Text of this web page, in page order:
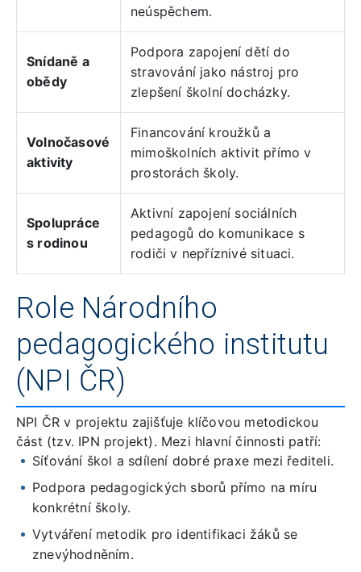
neúspěchem.
Snídaně a
obědy
Podpora zapojení dětí do
stravování jako nástroj pro
zlepšení školní docházky.
Volnočasové
aktivity
Financování kroužků a
mimoškolních aktivit přímo v
prostorách školy.
Spolupráce
s rodinou
Aktivní zapojení sociálních
pedagogů do komunikace s
rodiči v nepříznivé situaci.
Role Národního
pedagogického institutu
(NPI ČR)
NPI ČR v projektu zajišťuje klíčovou metodickou
část (tzv. IPN projekt). Mezi hlavní činnosti patří:
Síťování škol a sdílení dobré praxe mezi řediteli.
Podpora pedagogických sborů přímo na míru
konkrétní školy.
Vytváření metodik pro identifikaci žáků se
znevýhodněním.